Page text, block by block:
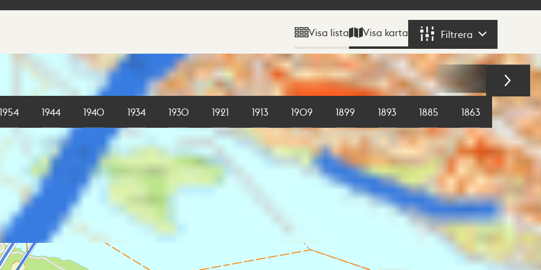
Visa lista Visa karta Filtrera
1954 1944 1940 1934 1930 1921 1913 1909 1899 1893 1885 1863 1855